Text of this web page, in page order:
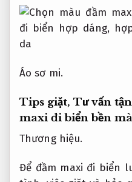
Áo sơ mi.
Tips giặt, Tư vấn
maxi đi biển bền
Thương hiệu.
Để đầm maxi đi biển